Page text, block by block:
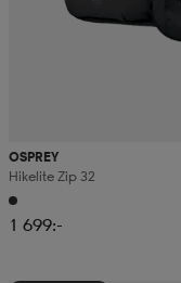
OSPREY
Hikelite Zip 32
1 699:-